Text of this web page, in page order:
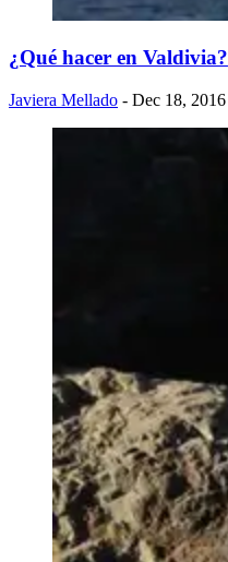
¿Qué hacer en Valdivia?
Javiera Mellado - Dec 18, 2016